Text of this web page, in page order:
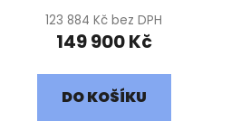
123 884 Kč bez DPH
149 900 Kč
DO KOŠÍKU